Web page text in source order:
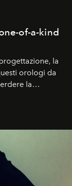
of-a-kind
la
orologi da
la